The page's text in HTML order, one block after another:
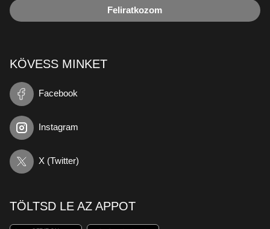
Feliratkozom
KÖVESS MINKET
Facebook
Instagram
X (Twitter)
TÖLTSD LE AZ APPOT